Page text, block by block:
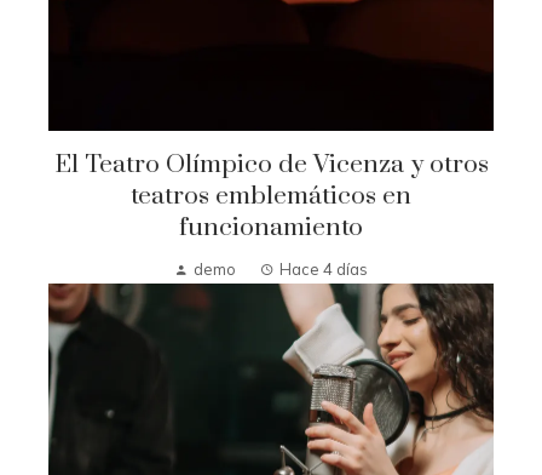
El Teatro Olímpico de Vicenza y otros
teatros emblemáticos en
funcionamiento
demo Hace 4 días